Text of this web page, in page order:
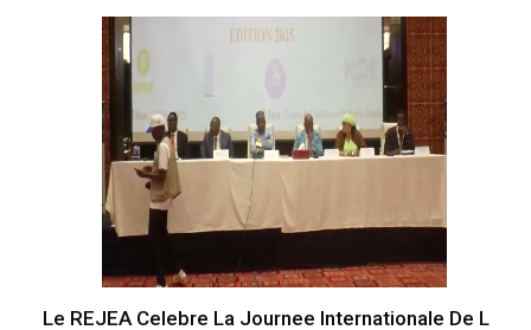
Le REJEA Celebre La Journee Internationale De L